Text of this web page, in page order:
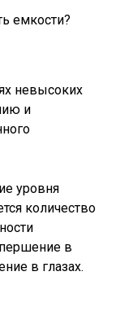
емкости?
невысоких
и
уровня
количество
в
в глазах.